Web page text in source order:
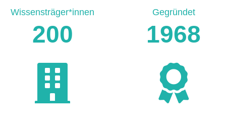
200
Wissensträger*innen
1968
Gegründet